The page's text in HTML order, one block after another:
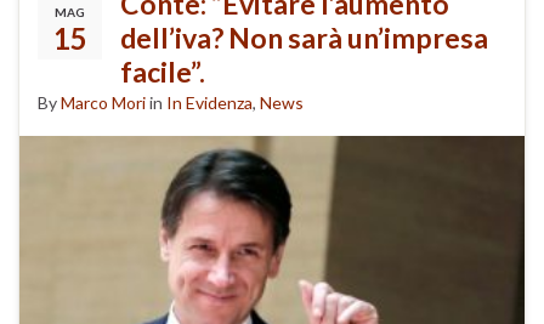
MAG
15
dell’iva? Non sarà un’impresa
facile”.
ByMarco Moriin In Evidenza, News